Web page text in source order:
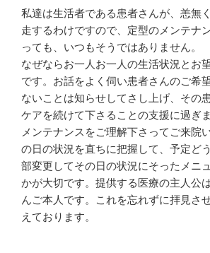
私達は生活者である患者さんが、恙無
走するわけですので、定型のメンテナ
っても、いつもそうではありません。
なぜならお一人お一人の生活状況とお
です。お話をよく伺い患者さんのご希
ないことは知らせしてさし上げ、その
ケアを続けて下さることの支援に過ぎま
メンテナンスをご理解下さってご来院
の日の状況を直ちに把握して、予定ど
部変更してその日の状況にそったメニ
かが大切です。提供する医療の主人公
んご本人です。これを忘れずに拝見さ
えております。